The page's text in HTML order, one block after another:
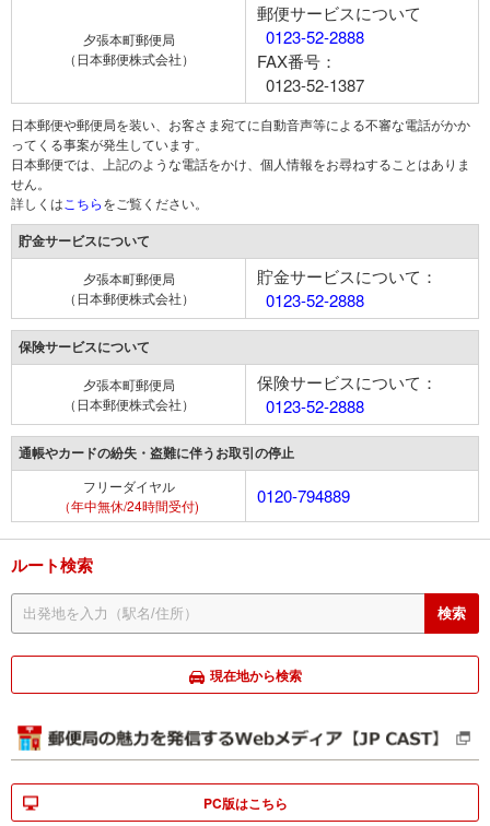
夕張本町郵便局
（日本郵便株式会社）
郵便サービスについて
0123-52-2888
FAX番号：
0123-52-1387
日本郵便や郵便局を装い、お客さま宛てに自動音声等による不審な電話がかか
ってくる事案が発生しています。
日本郵便では、上記のような電話をかけ、個人情報をお尋ねすることはありま
せん。
詳しくは こちらをご覧ください。
貯金サービスについて
夕張本町郵便局
（日本郵便株式会社）
貯金サービスについて：
0123-52-2888
保険サービスについて
夕張本町郵便局
（日本郵便株式会社）
保険サービスについて：
0123-52-2888
通帳やカードの紛失・盗難に伴うお取引の停止
フリーダイヤル
（年中無休/24時間受付)
0120-794889
ルート検索
現在地から検索
PC版はこちら